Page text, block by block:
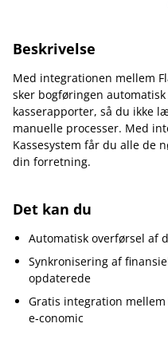
Beskrivelse
Med integrationen mellem
sker bogføringen
kasserapporter, så du ikke
manuelle processer. Med
Kassesystem får du alle de
din forretning.
Det kan du
Automatisk overførsel af
Synkronisering af
opdaterede
Gratis integration mellem
e‑conomic